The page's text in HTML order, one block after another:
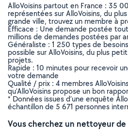
AlloVoisins partout en France : 35
représentées sur AlloVoisins, du
grande ville, trouvez un membre à
Efficace : Une demande postée
millions de demandes postées par
Généraliste : 1 250 types de
possible sur AlloVoisins, du plus
projets.
Rapide : 10 minutes pour recevoir
votre demande
Qualité / prix : 4 membres
qu’AlloVoisins propose un bon
* Données issues d’une enquête
échantillon de 5 671 personnes
Vous cherchez un nettoyeur